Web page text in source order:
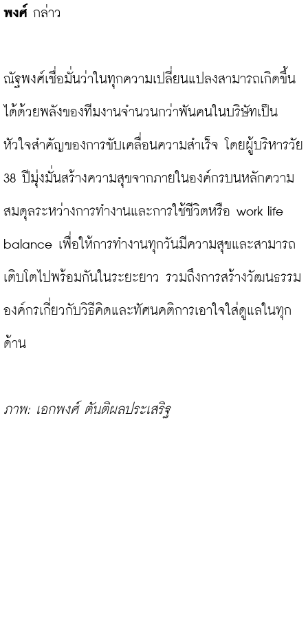
พงศ์ กล่าว
ณัฐพงศ์เชื่อมั่นว่าในทุกความเปลี่ยนแปลงสามารถเกิดขึ้น
ได้ด้วยพลังของทีมงานจำนวนกว่าพันคนในบริษัทเป็น
หัวใจสำคัญของการขับเคลื่อนความสำเร็จ โดยผู้บริหารวัย
38 ปีมุ่งมั่นสร้างความสุขจากภายในองค์กรบนหลักความ
สมดุลระหว่างการทำงานและการใช้ชีวิตหรือ work life
balance เพื่อให้การทำงานทุกวันมีความสุขและสามารถ
เติบโตไปพร้อมกันในระยะยาว รวมถึงการสร้างวัฒนธรรม
องค์กรเกี่ยวกับวิธีคิดและทัศนคติการเอาใจใส่ดูแลในทุก
ด้าน
ภาพ: เอกพงศ์ ตันติผลประเสริฐ